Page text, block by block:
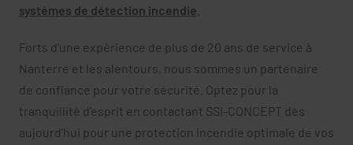
systèmes de détection incendie
Forts d'une expérience de plus de 20 ans de service à
Nanterre et les alentours, nous sommes un partenaire
de confiance pour votre sécurité. Optez pour la
tranquillité d'esprit en contactant SSI-CONCEPT dès
aujourd'hui pour une protection incendie optimale de vos